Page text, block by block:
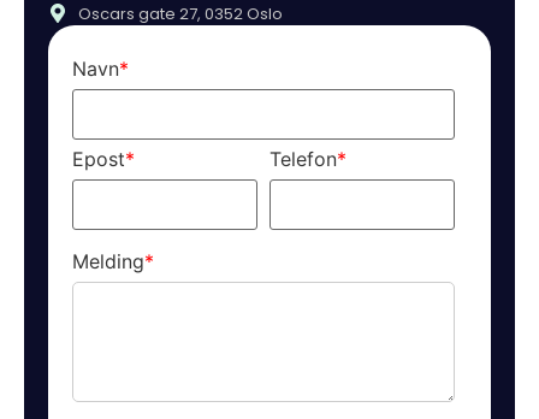
Oscars gate 27, 0352 Oslo
Navn*
Epost* Telefon*
Melding*